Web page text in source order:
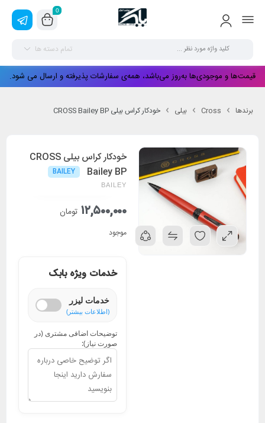
0
تمام دسته ها
قیمت‌ها و موجودی‌ها به‌روز می‌باشد، همه‌ی سفارشات پذیرفته و ارسال می شود.
برندها Cross بیلی خودکار کراس بیلی CROSS Bailey BP
خودکار کراس بیلی CROSS
Bailey BP
BAILEY
BAILEY
۱۲,۵۰۰,۰۰۰ تومان
موجود
خدمات ویژه بابک
خدمات لیزر
(اطلاعات بیشتر)
توضیحات اضافی مشتری (در
صورت نیاز):